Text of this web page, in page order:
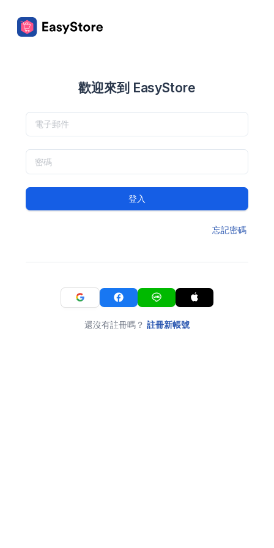
歡迎來到 EasyStore
登入
忘記密碼
還沒有註冊嗎？ 註冊新帳號